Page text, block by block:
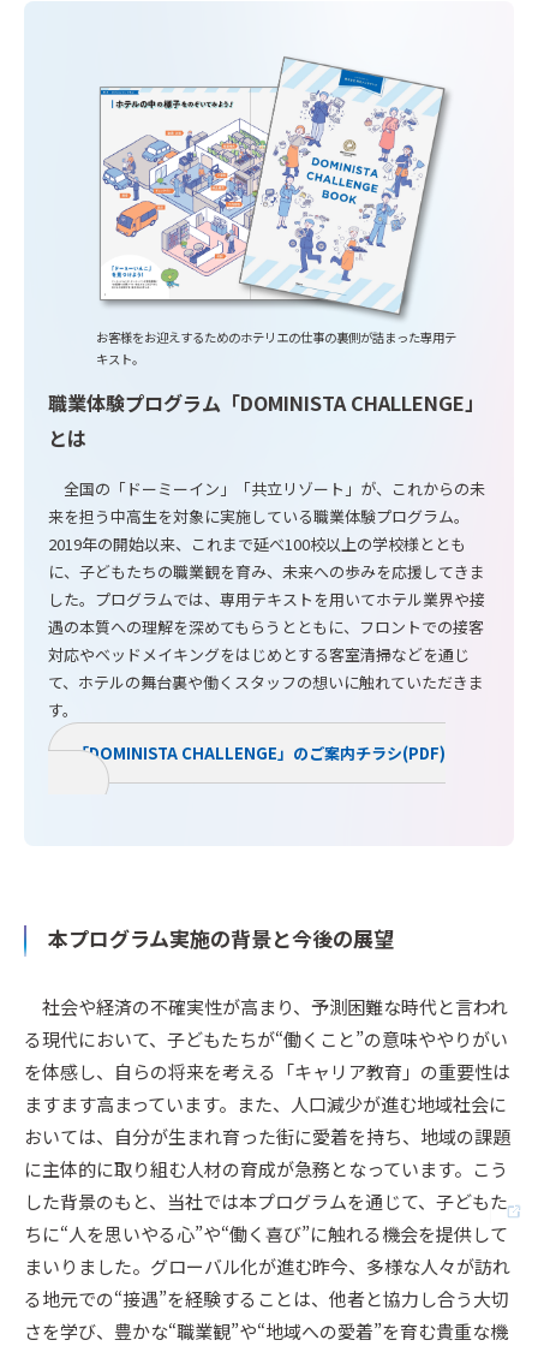
お客様をお迎えするためのホテリエの仕事の裏側が詰まった専用テ
キスト。
職業体験プログラム「DOMINISTA CHALLENGE」
とは
全国の「ドーミーイン」「共立リゾート」が、これからの未
来を担う中高生を対象に実施している職業体験プログラム。
2019年の開始以来、これまで延べ100校以上の学校様ととも
に、子どもたちの職業観を育み、未来への歩みを応援してきま
した。プログラムでは、専用テキストを用いてホテル業界や接
遇の本質への理解を深めてもらうとともに、フロントでの接客
対応やベッドメイキングをはじめとする客室清掃などを通じ
て、ホテルの舞台裏や働くスタッフの想いに触れていただきま
す。
「DOMINISTA CHALLENGE」のご案内チラシ(PDF)
本プログラム実施の背景と今後の展望
社会や経済の不確実性が高まり、予測困難な時代と言われ
る現代において、子どもたちが“働くこと”の意味ややりがい
を体感し、自らの将来を考える「キャリア教育」の重要性は
ますます高まっています。また、人口減少が進む地域社会に
おいては、自分が生まれ育った街に愛着を持ち、地域の課題
に主体的に取り組む人材の育成が急務となっています。こう
した背景のもと、当社では本プログラムを通じて、子どもた
ちに“人を思いやる心”や“働く喜び”に触れる機会を提供して
まいりました。グローバル化が進む昨今、多様な人々が訪れ
る地元での“接遇”を経験することは、他者と協力し合う大切
さを学び、豊かな“職業観”や“地域への愛着”を育む貴重な機